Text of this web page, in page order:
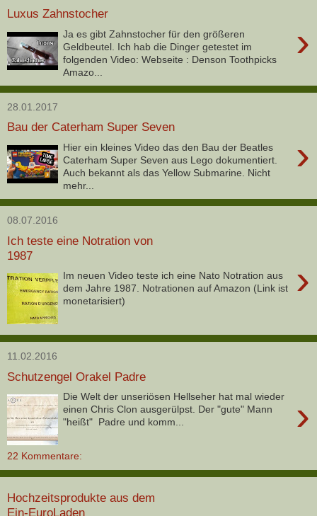
Luxus Zahnstocher
›
Ja es gibt Zahnstocher für den größeren
Geldbeutel. Ich hab die Dinger getestet im
folgenden Video: Webseite : Denson Toothpicks
Amazo...
28.01.2017
Bau der Caterham Super Seven
›
Hier ein kleines Video das den Bau der Beatles
Caterham Super Seven aus Lego dokumentiert.
Auch bekannt als das Yellow Submarine. Nicht
mehr...
08.07.2016
Ich teste eine Notration von
1987
›
Im neuen Video teste ich eine Nato Notration aus
dem Jahre 1987. Notrationen auf Amazon (Link ist
monetarisiert)
11.02.2016
Schutzengel Orakel Padre
›
Die Welt der unseriösen Hellseher hat mal wieder
einen Chris Clon ausgerülpst. Der "gute" Mann
"heißt" Padre und komm...
22 Kommentare:
Hochzeitsprodukte aus dem
Ein-EuroLaden